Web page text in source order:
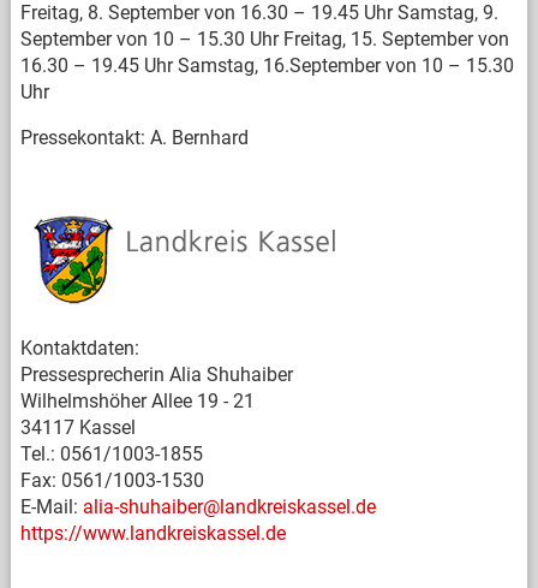
Freitag, 8. September von 16.30 – 19.45 Uhr Samstag, 9.
September von 10 – 15.30 Uhr Freitag, 15. September von
16.30 – 19.45 Uhr Samstag, 16.September von 10 – 15.30
Uhr
Pressekontakt: A. Bernhard
Kontaktdaten:
Pressesprecherin Alia Shuhaiber
Wilhelmshöher Allee 19 - 21
34117 Kassel
Tel.: 0561/1003-1855
Fax: 0561/1003-1530
E-Mail: alia-shuhaiber@landkreiskassel.de
https://www.landkreiskassel.de